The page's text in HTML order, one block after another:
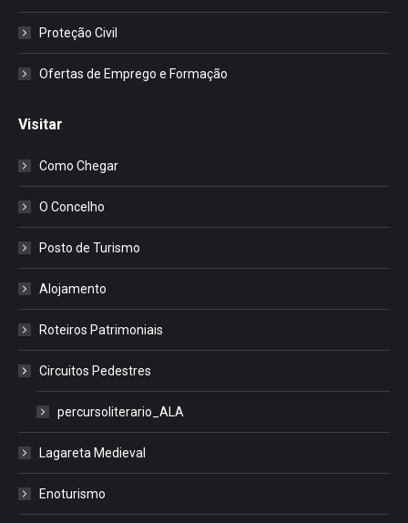
Proteção Civil
Ofertas de Emprego e Formação
Visitar
Como Chegar
O Concelho
Posto de Turismo
Alojamento
Roteiros Patrimoniais
Circuitos Pedestres
percursoliterario_ALA
Lagareta Medieval
Enoturismo